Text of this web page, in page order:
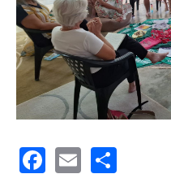
Facebook
EmailShare